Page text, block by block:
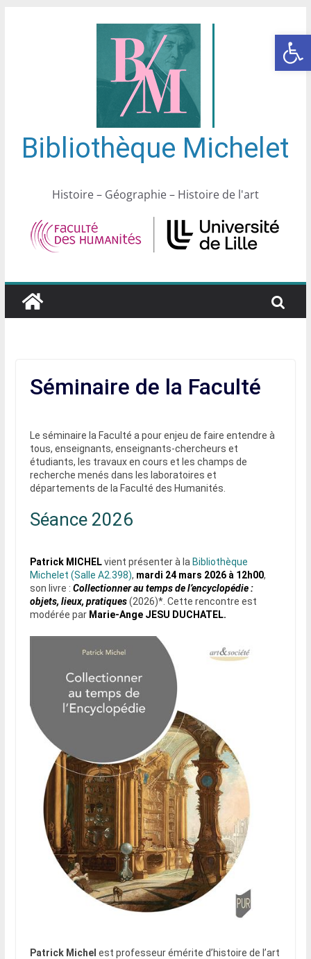
Ouvrir la barre d’outils
Bibliothèque Michelet
Histoire – Géographie – Histoire de l'art
Séminaire de la Faculté
Le séminaire la Faculté a pour enjeu de faire entendre à
tous, enseignants, enseignants-chercheurs et
étudiants, les travaux en cours et les champs de
recherche menés dans les laboratoires et
départements de la Faculté des Humanités.
Séance 2026
Patrick MICHELvient présenter à la Bibliothèque
Michelet (Salle A2.398), mardi 24 mars 2026 à 12h00,
son livre : Collectionner au temps de l’encyclopédie :
objets, lieux, pratiques(2026)*. Cette rencontre est
modérée par Marie-Ange JESU DUCHATEL.
Patrick Michel est professeur émérite d’histoire de l’art